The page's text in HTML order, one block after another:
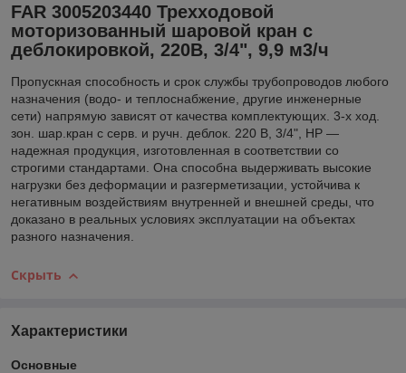
FAR 3005203440 Трехходовой
моторизованный шаровой кран с
деблокировкой, 220В, 3/4", 9,9 м3/ч
Пропускная способность и срок службы трубопроводов любого
назначения (водо- и теплоснабжение, другие инженерные
сети) напрямую зависят от качества комплектующих. 3-х ход.
зон. шар.кран с серв. и ручн. деблок. 220 В, 3/4", НР —
надежная продукция, изготовленная в соответствии со
строгими стандартами. Она способна выдерживать высокие
нагрузки без деформации и разгерметизации, устойчива к
негативным воздействиям внутренней и внешней среды, что
доказано в реальных условиях эксплуатации на объектах
разного назначения.
Скрыть
Характеристики
Основные